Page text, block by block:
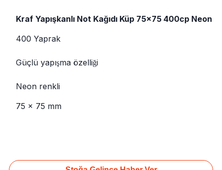
Kraf Yapışkanlı Not Kağıdı Küp 75x75 400cp Neon
400 Yaprak
Güçlü yapışma özelliği
Neon renkli
75 x 75 mm